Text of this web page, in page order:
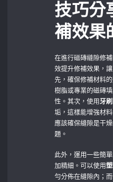
技巧分
補效果
在進行磁磚縫隙修
效提升修補效果，
先，確保修補材料
樹脂或專業的磁磚
性。其次，使用牙刷
垢，這樣能增強材
應該確保縫隙是干
題。
此外，運用一些簡
加精細。可以使用
勻分佈在縫隙內；